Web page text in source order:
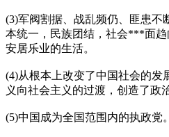
(3)军阀割据、战乱频仍、匪患不
本统一，民族团结，社会***面
安居乐业的生活。
(4)从根本上改变了中国社会的发
义向社会主义的过渡，创造了政
(5)中国成为全国范围内的执政党。